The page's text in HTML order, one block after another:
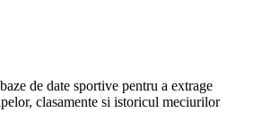
de date sportive pentru a extrage
clasamente si istoricul meciurilor